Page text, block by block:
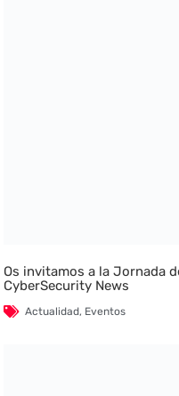
Os invitamos a la Jornada
CyberSecurity News
Actualidad, Eventos